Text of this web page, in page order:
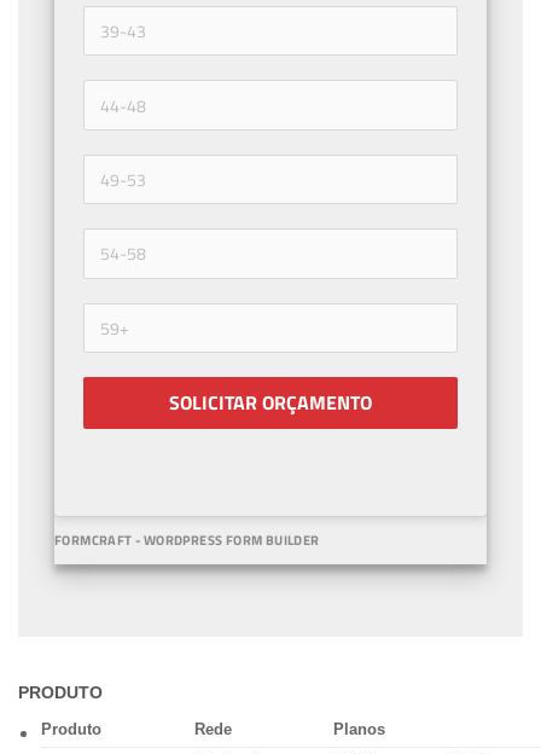
SOLICITAR ORÇAMENTO
FORMCRAFT - WORDPRESS FORM BUILDER
PRODUTO
Produto Rede Planos